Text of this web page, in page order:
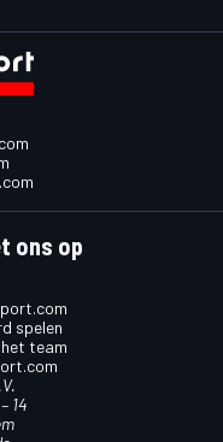
ons op
spelen
team
14